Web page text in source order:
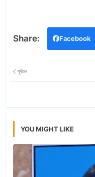
Facebook
পূর্বতন
YOU MIGHT LIKE